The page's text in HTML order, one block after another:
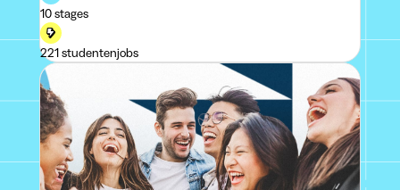
onze medewerkers. Dankzij hen maken wij het
verschil.
10 stages
221 studentenjobs